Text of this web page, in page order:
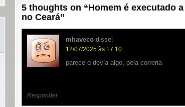
5 thoughts on “Homem é executado
no Ceará”
mhaveco disse:
12/07/2025 às 17:10
parece q devia algo, pela correria
Responder